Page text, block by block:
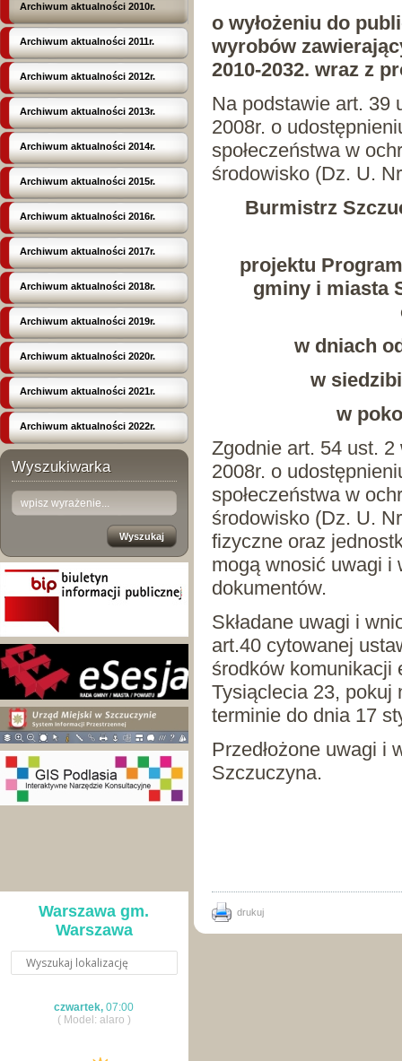
Archiwum aktualności 2010r.
Archiwum aktualności 2011r.
Archiwum aktualności 2012r.
Archiwum aktualności 2013r.
Archiwum aktualności 2014r.
Archiwum aktualności 2015r.
Archiwum aktualności 2016r.
Archiwum aktualności 2017r.
Archiwum aktualności 2018r.
Archiwum aktualności 2019r.
Archiwum aktualności 2020r.
Archiwum aktualności 2021r.
Archiwum aktualności 2022r.
Wyszukiwarka
Warszawa gm.
Warszawa
czwartek,07:00
( Model: alaro )
o wyłożeniu do
wyrobów
2010-2032. wraz z
Na podstawie art. 39
2008r. o
społeczeństwa w
środowisko (Dz. U.
Burmistrz
projektu
gminy i miasta
w dniach
w
w
Zgodnie art. 54 ust.
2008r. o
społeczeństwa w
środowisko (Dz. U.
fizyczne oraz
mogą wnosić uwagi i
dokumentów.
Składane uwagi i
art.40 cytowanej
środków komunikacji
Tysiąclecia 23, pokuj
terminie do dnia 17
Przedłożone uwagi i
Szczuczyna.
drukuj